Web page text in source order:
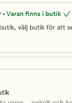
-Varan finns i butik
välj butik för att